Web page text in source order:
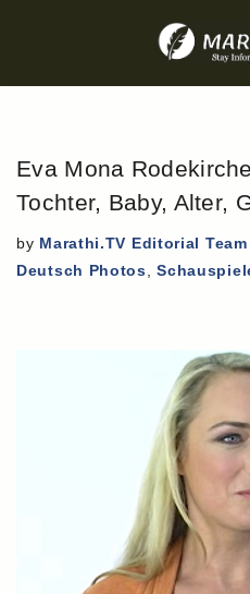
to
Eva Mona
Tochter, Baby, Alter,
by Marathi.TV Editorial Team
Deutsch Photos ,